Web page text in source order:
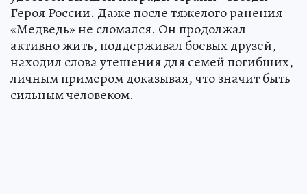
Героя России. Даже после тяжелого ранения
«Медведь» не сломался. Он продолжал
активно жить, поддерживал боевых друзей,
находил слова утешения для семей погибших,
личным примером доказывая, что значит быть
сильным человеком.